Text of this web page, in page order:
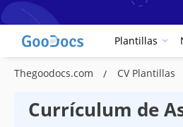
Plantillas
Thegoodocs.com CV Plantillas
Currículum de